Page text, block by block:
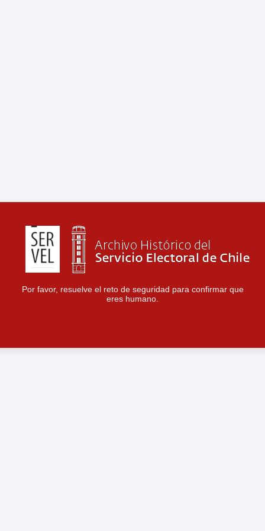
Por favor, resuelve el reto de seguridad para confirmar que
eres humano.